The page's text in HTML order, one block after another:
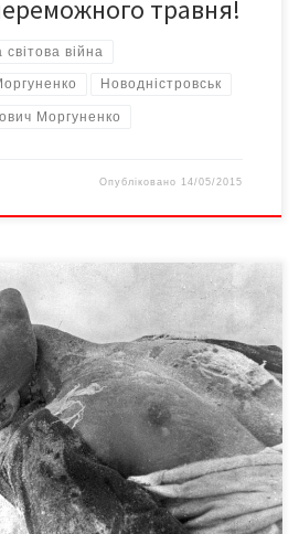
травня!
світова війна
Новодністровськ
Моргуненко
Опубліковано 14/05/2015
Зоя Космодем’янська. Продовжуємо
участі колишнього союзу у
стільки білих плям і сторінок, які
що при знайомстві з ними
те, чого немає в офіційних
проекті – «Знати, […]